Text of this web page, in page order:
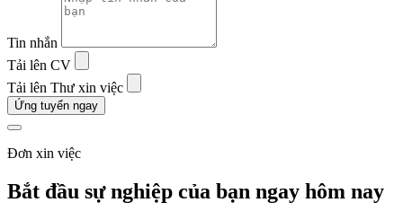
Tin nhắn
Tải lên CV
Tải lên Thư xin việc
Ứng tuyển ngay
Đơn xin việc
Bắt đầu sự nghiệp của bạn ngay hôm nay